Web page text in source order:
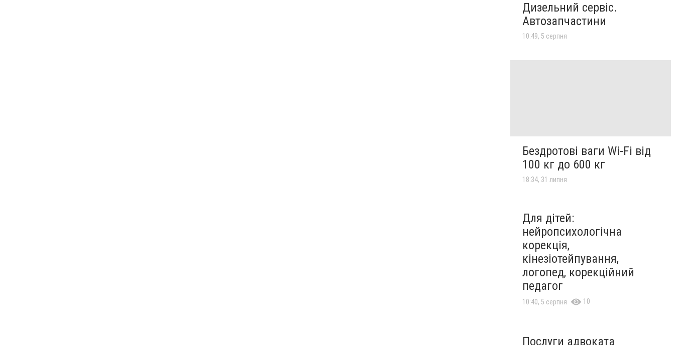
Дизельний сервіс.
Автозапчастини
10:49, 5 серпня
Бездротові ваги Wi-Fi від
100 кг до 600 кг
18:34, 31 липня
Для дітей:
нейропсихологічна
корекція,
кінезіотейпування,
логопед, корекційний
педагог
10:40, 5 серпня 10
Послуги адвоката